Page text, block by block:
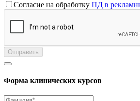
Согласие на обработку ПД в
Отправить
Форма клинических курсов